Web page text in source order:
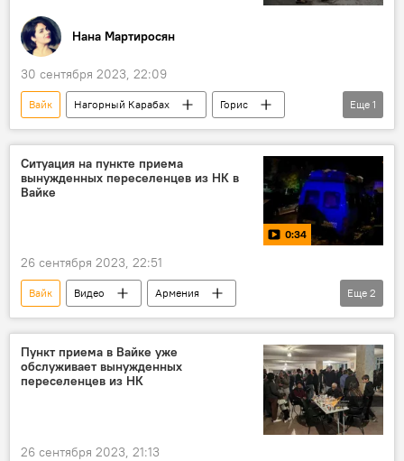
Нана Мартиросян
30 сентября 2023, 22:09
Вайк Нагорный Карабах
Горис
Общество
Еще 1
Ситуация на пункте приема
вынужденных переселенцев из НК в
Вайке
0:34
26 сентября 2023, 22:51
Вайк Видео
Армения
Нагорный Карабах
переселенцы
Еще 2
Пункт приема в Вайке уже
обслуживает вынужденных
переселенцев из НК
26 сентября 2023, 21:13